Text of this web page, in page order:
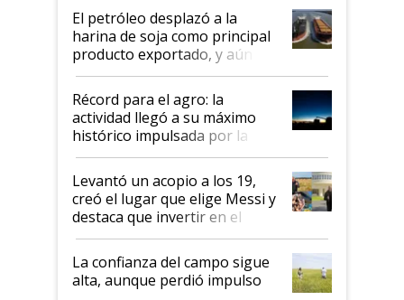
El petróleo desplazó a la
harina de soja como principal
producto exportado, y aún así
el agro aportó casi seis de cada
diez dólares y sostuvo el
liderazgo en un semestre
récord
Récord para el agro: la
actividad llegó a su máximo
histórico impulsada por la
cosecha y las exportaciones
Levantó un acopio a los 19,
creó el lugar que elige Messi y
destaca que invertir en el
kirchnerismo era como "darle
plata a un hijo para droga":
Juan Félix Rossetti, el libertario
que de una dura crisis salió
La confianza del campo sigue
alta, aunque perdió impulso